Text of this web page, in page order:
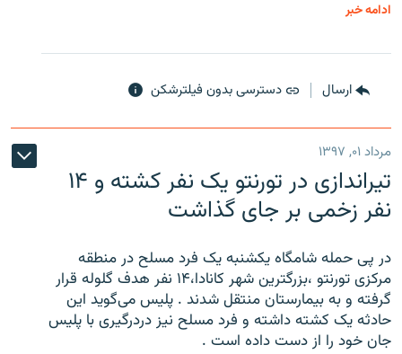
ادامه خبر
ارسال دسترسی بدون فیلترشکن
مرداد ۰۱, ۱۳۹۷
تیراندازی در تورنتو یک نفر کشته و ۱۴
نفر زخمی بر جای گذاشت
در پی حمله شامگاه یکشنبه یک فرد مسلح در منطقه
مرکزی تورنتو ،‌بزرگترین شهر کانادا،۱۴ نفر هدف گلوله قرار
گرفته و به بیمارستان منتقل شدند . پلیس می‌گوید این
حادثه یک کشته داشته و فرد مسلح نیز دردرگیری با پلیس
جان خود را از دست داده است .